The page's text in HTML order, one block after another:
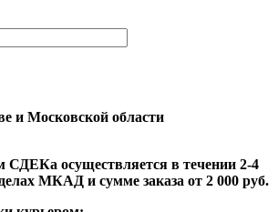
и Московской области
СДЕКа осуществляется в течении 2-4
МКАД и сумме заказа от 2 000 руб.